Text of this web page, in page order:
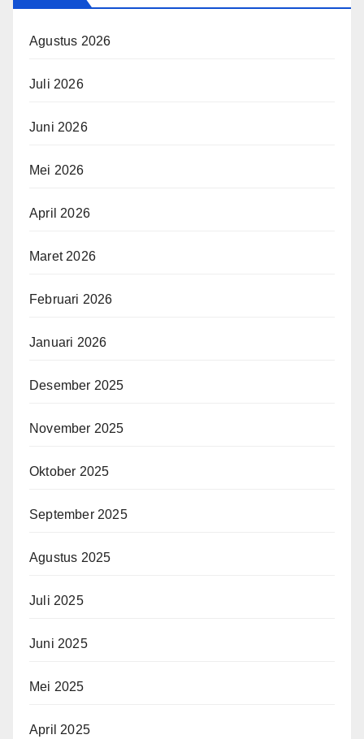
Agustus 2026
Juli 2026
Juni 2026
Mei 2026
April 2026
Maret 2026
Februari 2026
Januari 2026
Desember 2025
November 2025
Oktober 2025
September 2025
Agustus 2025
Juli 2025
Juni 2025
Mei 2025
April 2025